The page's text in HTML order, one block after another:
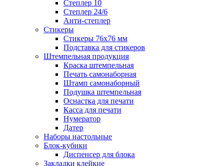
Степлер 10
Степлер 24/6
Анти-степлер
Стикеры
Стикеры 76x76 мм
Подставка для стикеров
Штемпельная продукция
Краска штемпельная
Печать самонаборная
Штамп самонаборный
Подушка штемпельная
Оснастка для печати
Касса для печати
Нумератор
Датер
Наборы настольные
Блок-кубики
Диспенсер для блока
Закладки клейкие